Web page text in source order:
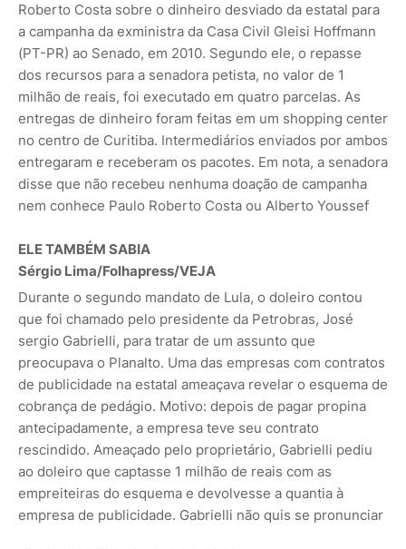
Roberto Costa sobre o dinheiro desviado da estatal para
a campanha da exministra da Casa Civil Gleisi Hoffmann
(PT-PR) ao Senado, em 2010. Segundo ele, o repasse
dos recursos para a senadora petista, no valor de 1
milhão de reais, foi executado em quatro parcelas. As
entregas de dinheiro foram feitas em um shopping center
no centro de Curitiba. Intermediários enviados por ambos
entregaram e receberam os pacotes. Em nota, a senadora
disse que não recebeu nenhuma doação de campanha
nem conhece Paulo Roberto Costa ou Alberto Youssef
ELE TAMBÉM SABIA
Sérgio Lima/Folhapress/VEJA
Durante o segundo mandato de Lula, o doleiro contou
que foi chamado pelo presidente da Petrobras, José
sergio Gabrielli, para tratar de um assunto que
preocupava o Planalto. Uma das empresas com contratos
de publicidade na estatal ameaçava revelar o esquema de
cobrança de pedágio. Motivo: depois de pagar propina
antecipadamente, a empresa teve seu contrato
rescindido. Ameaçado pelo proprietário, Gabrielli pediu
ao doleiro que captasse 1 milhão de reais com as
empreiteiras do esquema e devolvesse a quantia à
empresa de publicidade. Gabrielli não quis se pronunciar